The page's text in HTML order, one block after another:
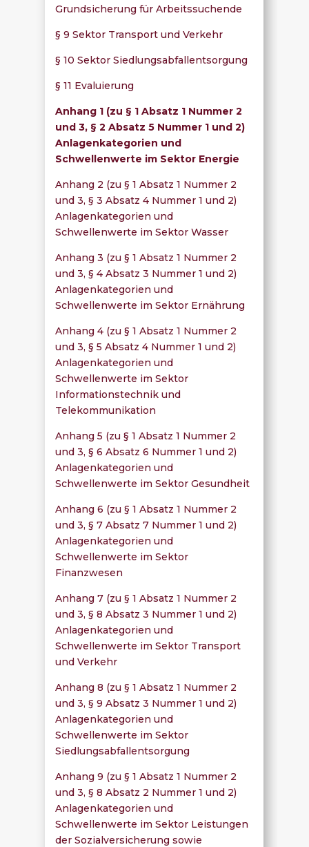
Grundsicherung für Arbeitssuchende
§ 9 Sektor Transport und Verkehr
§ 10 Sektor Siedlungsabfallentsorgung
§ 11 Evaluierung
Anhang 1 (zu § 1 Absatz 1 Nummer 2
und 3, § 2 Absatz 5 Nummer 1 und 2)
Anlagenkategorien und
Schwellenwerte im Sektor Energie
Anhang 2 (zu § 1 Absatz 1 Nummer 2
und 3, § 3 Absatz 4 Nummer 1 und 2)
Anlagenkategorien und
Schwellenwerte im Sektor Wasser
Anhang 3 (zu § 1 Absatz 1 Nummer 2
und 3, § 4 Absatz 3 Nummer 1 und 2)
Anlagenkategorien und
Schwellenwerte im Sektor Ernährung
Anhang 4 (zu § 1 Absatz 1 Nummer 2
und 3, § 5 Absatz 4 Nummer 1 und 2)
Anlagenkategorien und
Schwellenwerte im Sektor
Informationstechnik und
Telekommunikation
Anhang 5 (zu § 1 Absatz 1 Nummer 2
und 3, § 6 Absatz 6 Nummer 1 und 2)
Anlagenkategorien und
Schwellenwerte im Sektor Gesundheit
Anhang 6 (zu § 1 Absatz 1 Nummer 2
und 3, § 7 Absatz 7 Nummer 1 und 2)
Anlagenkategorien und
Schwellenwerte im Sektor
Finanzwesen
Anhang 7 (zu § 1 Absatz 1 Nummer 2
und 3, § 8 Absatz 3 Nummer 1 und 2)
Anlagenkategorien und
Schwellenwerte im Sektor Transport
und Verkehr
Anhang 8 (zu § 1 Absatz 1 Nummer 2
und 3, § 9 Absatz 3 Nummer 1 und 2)
Anlagenkategorien und
Schwellenwerte im Sektor
Siedlungsabfallentsorgung
Anhang 9 (zu § 1 Absatz 1 Nummer 2
und 3, § 8 Absatz 2 Nummer 1 und 2)
Anlagenkategorien und
Schwellenwerte im Sektor Leistungen
der Sozialversicherung sowie